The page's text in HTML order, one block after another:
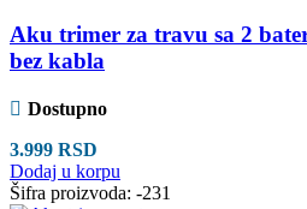
Aku trimer za travu sa 2
bez kabla
Dostupno
3.999 RSD
Dodaj u korpu
Šifra proizvoda: -231